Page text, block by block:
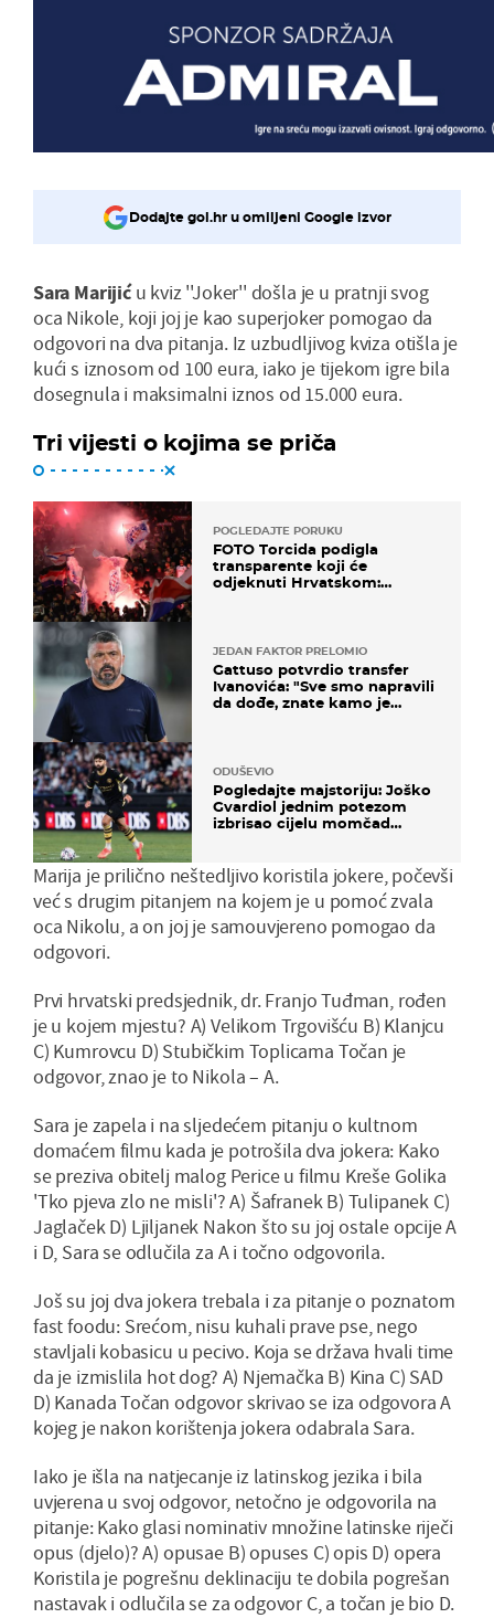
Dodajte gol.hr u omiljeni Google izvor
Sara Marijiću kviz ''Joker'' došla je u pratnji svog
oca Nikole, koji joj je kao superjoker pomogao da
odgovori na dva pitanja. Iz uzbudljivog kviza otišla je
kući s iznosom od 100 eura, iako je tijekom igre bila
dosegnula i maksimalni iznos od 15.000 eura.
Tri vijesti o kojima se priča
POGLEDAJTE PORUKU
FOTO Torcida podigla
transparente koji će
odjeknuti Hrvatskom:
JEDAN FAKTOR PRELOMIO
Gattuso potvrdio transfer
Ivanovića: "Sve smo napravili
da dođe, znate kamo je
ODUŠEVIO
Pogledajte majstoriju: Joško
Gvardiol jednim potezom
izbrisao cijelu momčad
Marija je prilično neštedljivo koristila jokere, počevši
već s drugim pitanjem na kojem je u pomoć zvala
oca Nikolu, a on joj je samouvjereno pomogao da
odgovori.
Prvi hrvatski predsjednik, dr. Franjo Tuđman, rođen
je u kojem mjestu? A) Velikom Trgovišću B) Klanjcu
C) Kumrovcu D) Stubičkim Toplicama Točan je
odgovor, znao je to Nikola – A.
Sara je zapela i na sljedećem pitanju o kultnom
domaćem filmu kada je potrošila dva jokera: Kako
se preziva obitelj malog Perice u filmu Kreše Golika
'Tko pjeva zlo ne misli'? A) Šafranek B) Tulipanek C)
Jaglaček D) Ljiljanek Nakon što su joj ostale opcije A
i D, Sara se odlučila za A i točno odgovorila.
Još su joj dva jokera trebala i za pitanje o poznatom
fast foodu: Srećom, nisu kuhali prave pse, nego
stavljali kobasicu u pecivo. Koja se država hvali time
da je izmislila hot dog? A) Njemačka B) Kina C) SAD
D) Kanada Točan odgovor skrivao se iza odgovora A
kojeg je nakon korištenja jokera odabrala Sara.
Iako je išla na natjecanje iz latinskog jezika i bila
uvjerena u svoj odgovor, netočno je odgovorila na
pitanje: Kako glasi nominativ množine latinske riječi
opus (djelo)? A) opusae B) opuses C) opis D) opera
Koristila je pogrešnu deklinaciju te dobila pogrešan
nastavak i odlučila se za odgovor C, a točan je bio D.